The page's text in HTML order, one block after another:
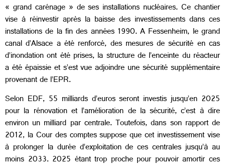
« grand carénage » de ses installations nucléaires. Ce chantier
vise à réinvestir après la baisse des investissements dans ces
installations de la fin des années 1990. A Fessenheim, le grand
canal d’Alsace a été renforcé, des mesures de sécurité en cas
d’inondation ont été prises, la structure de l’enceinte du réacteur
a été épaissie et s’est vue adjoindre une sécurité supplémentaire
provenant de l’EPR.
Selon EDF, 55 milliards d’euros seront investis jusqu’en 2025
pour la rénovation et l’amélioration de la sécurité, c’est à dire
environ un milliard par centrale. Toutefois, dans son rapport de
2012, la Cour des comptes suppose que cet investissement vise
à prolonger la durée d’exploitation de ces centrales jusqu’à au
moins 2033. 2025 étant trop proche pour pouvoir amortir ces